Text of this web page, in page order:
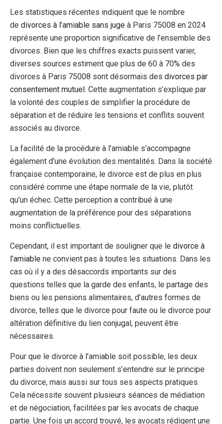
Les statistiques récentes indiquent que le nombre
de divorces à l’amiable sans juge à Paris 75008 en 2024
représente une proportion significative de l’ensemble des
divorces. Bien que les chiffres exacts puissent varier,
diverses sources estiment que plus de 60 à 70% des
divorces à Paris 75008 sont désormais des divorces par
consentement mutuel. Cette augmentation s’explique par
la volonté des couples de simplifier la procédure de
séparation et de réduire les tensions et conflits souvent
associés au divorce.
La facilité de la procédure à l’amiable s’accompagne
également d’une évolution des mentalités. Dans la société
française contemporaine, le divorce est de plus en plus
considéré comme une étape normale de la vie, plutôt
qu’un échec. Cette perception a contribué à une
augmentation de la préférence pour des séparations
moins conflictuelles.
Cependant, il est important de souligner que le divorce à
l’amiable ne convient pas à toutes les situations. Dans les
cas où il y a des désaccords importants sur des
questions telles que la garde des enfants, le partage des
biens ou les pensions alimentaires, d’autres formes de
divorce, telles que le divorce pour faute ou le divorce pour
altération définitive du lien conjugal, peuvent être
nécessaires.
Pour que le divorce à l’amiable soit possible, les deux
parties doivent non seulement s’entendre sur le principe
du divorce, mais aussi sur tous ses aspects pratiques.
Cela nécessite souvent plusieurs séances de médiation
et de négociation, facilitées par les avocats de chaque
partie. Une fois un accord trouvé, les avocats rédigent une